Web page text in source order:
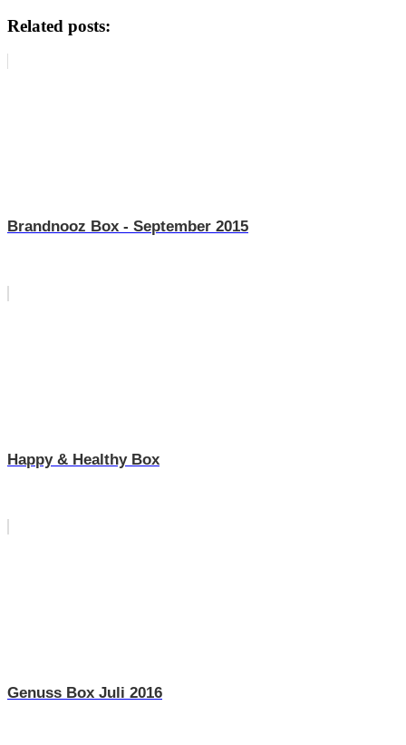
Related posts:
Brandnooz Box - September 2015
Happy & Healthy Box
Genuss Box Juli 2016